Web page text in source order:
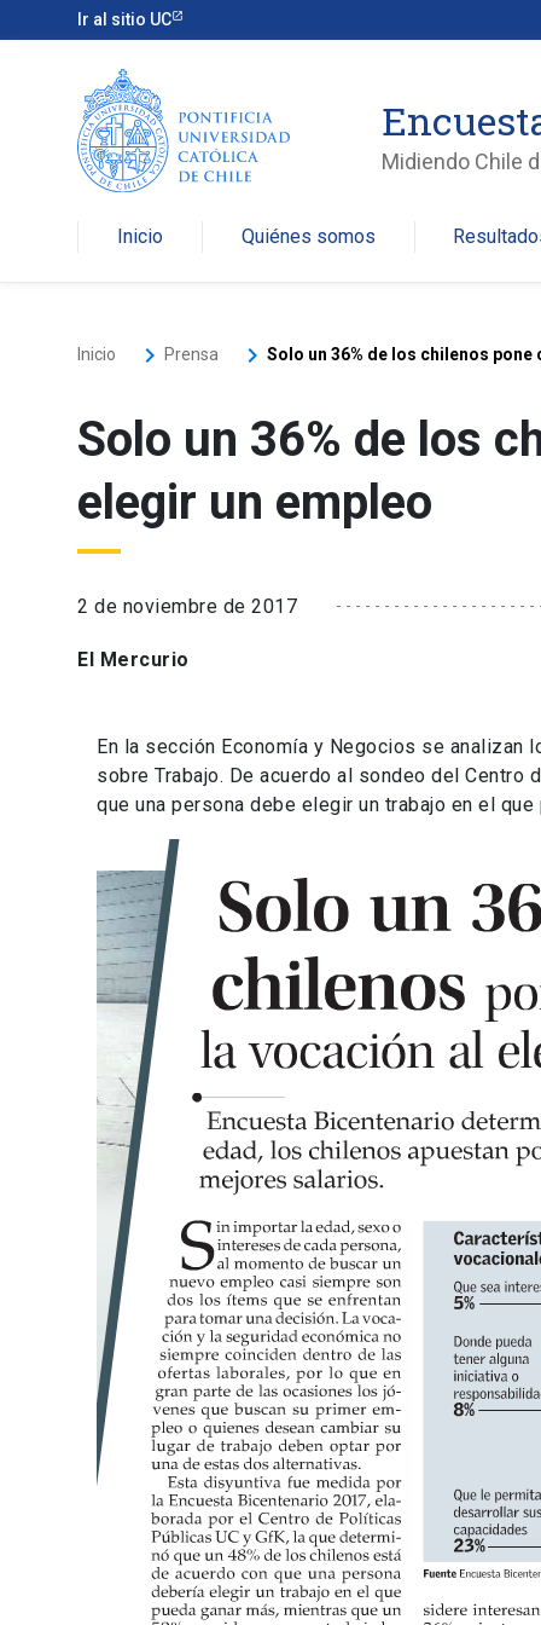
Ir al sitio UC
Midiendo Chile
Inicio Quiénes somos
Inicio keyboard_arrow_right Prensa keyboard_arrow_right Solo un 36% de los chilenos
Solo un 36% de los
elegir un empleo
2 de noviembre de 2017
El Mercurio
En la sección Economía y Negocios se
sobre Trabajo. De acuerdo al sondeo del Centro
que una persona debe elegir un trabajo en el que